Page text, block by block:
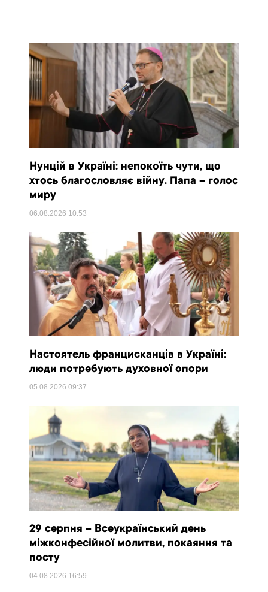
Нунцій в Україні: непокоїть чути, що
хтось благословляє війну. Папа – голос
миру
06.08.2026 10:53
Настоятель францисканців в Україні:
люди потребують духовної опори
05.08.202609:37
29 серпня – Всеукраїнський день
міжконфесійної молитви, покаяння та
посту
04.08.2026 16:59